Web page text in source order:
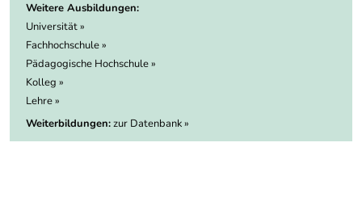
Weitere Ausbildungen:
Universität »
Fachhochschule »
Pädagogische Hochschule »
Kolleg »
Lehre »
Weiterbildungen:zur Datenbank »